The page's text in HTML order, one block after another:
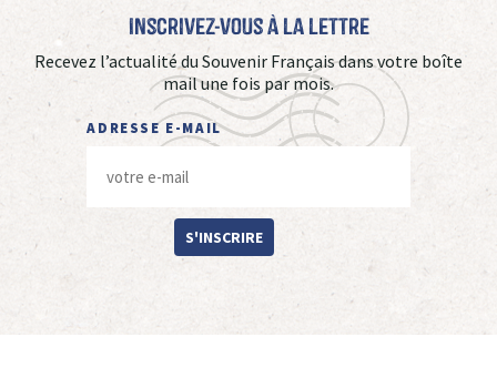
Inscrivez-vous à La Lettre
Recevez l’actualité du Souvenir Français dans votre boîte
mail une fois par mois.
ADRESSE E-MAIL
S'INSCRIRE